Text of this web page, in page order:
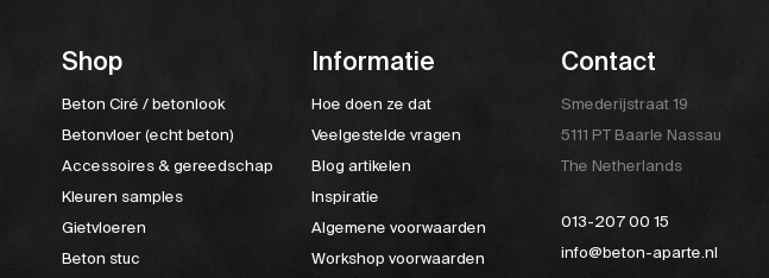
Shop
Beton Ciré / betonlook
Betonvloer (echt beton)
Accessoires & gereedschap
Kleuren samples
Gietvloeren
Beton stuc
Informatie
Hoe doen ze dat
Veelgestelde vragen
Blog artikelen
Inspiratie
Algemene voorwaarden
Workshop voorwaarden
Contact
Smederijstraat 19
5111 PT Baarle Nassau
The Netherlands
013-207 00 15
info@beton-aparte.nl